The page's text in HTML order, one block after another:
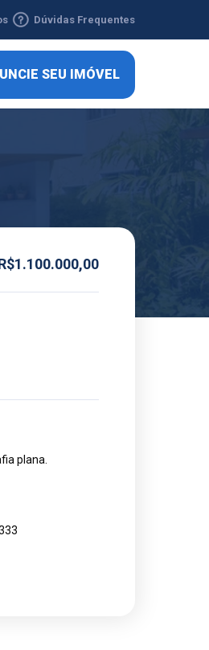
Dúvidas Frequentes
SEU IMÓVEL
plana.